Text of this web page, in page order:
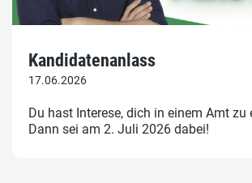
Kandidatenanlass
17.06.2026
Du hast Interese, dich in einem Amt zu
Dann sei am 2. Juli 2026 dabei!